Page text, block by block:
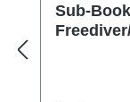
Sub-